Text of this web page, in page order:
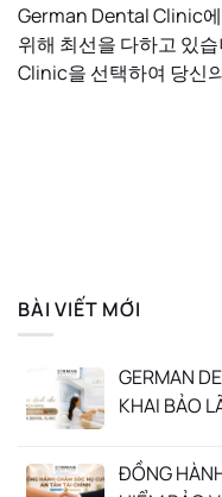
German Dental Clinic
위해 최선을 다하고 있
Clinic을 선택하여 당신
BÀI VIẾT MỚI
GERMAN
KHAI BẢO
ĐỒNG